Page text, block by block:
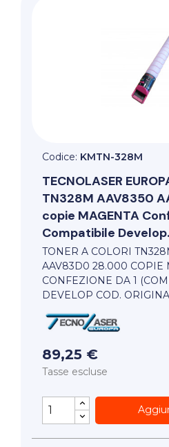
Codice: KMTN-328M
TECNOLASER
TN328M AAV8350
copie MAGENTA
Compatibile
TONER A COLORI
AAV83D0 28.000 COPIE
CONFEZIONE DA 1
DEVELOP COD.
89,25 €
Tasse escluse